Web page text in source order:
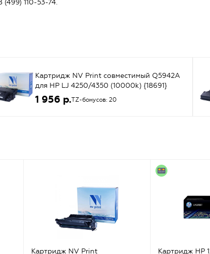
(499) 110-53-74.
Картридж NV Print совместимый Q5942A
для HP LJ 4250/4350 (10000k) {18691}
1 956 р.TZ-бонусов: 20
Картридж NV Print
Картридж HP